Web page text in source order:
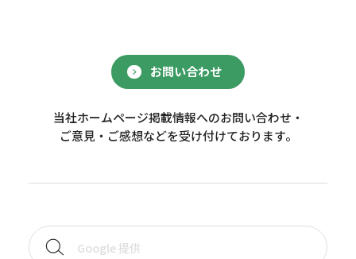
お問い合わせ
当社ホームページ掲載情報へのお問い合わせ・
ご意見・ご感想などを受け付けております。